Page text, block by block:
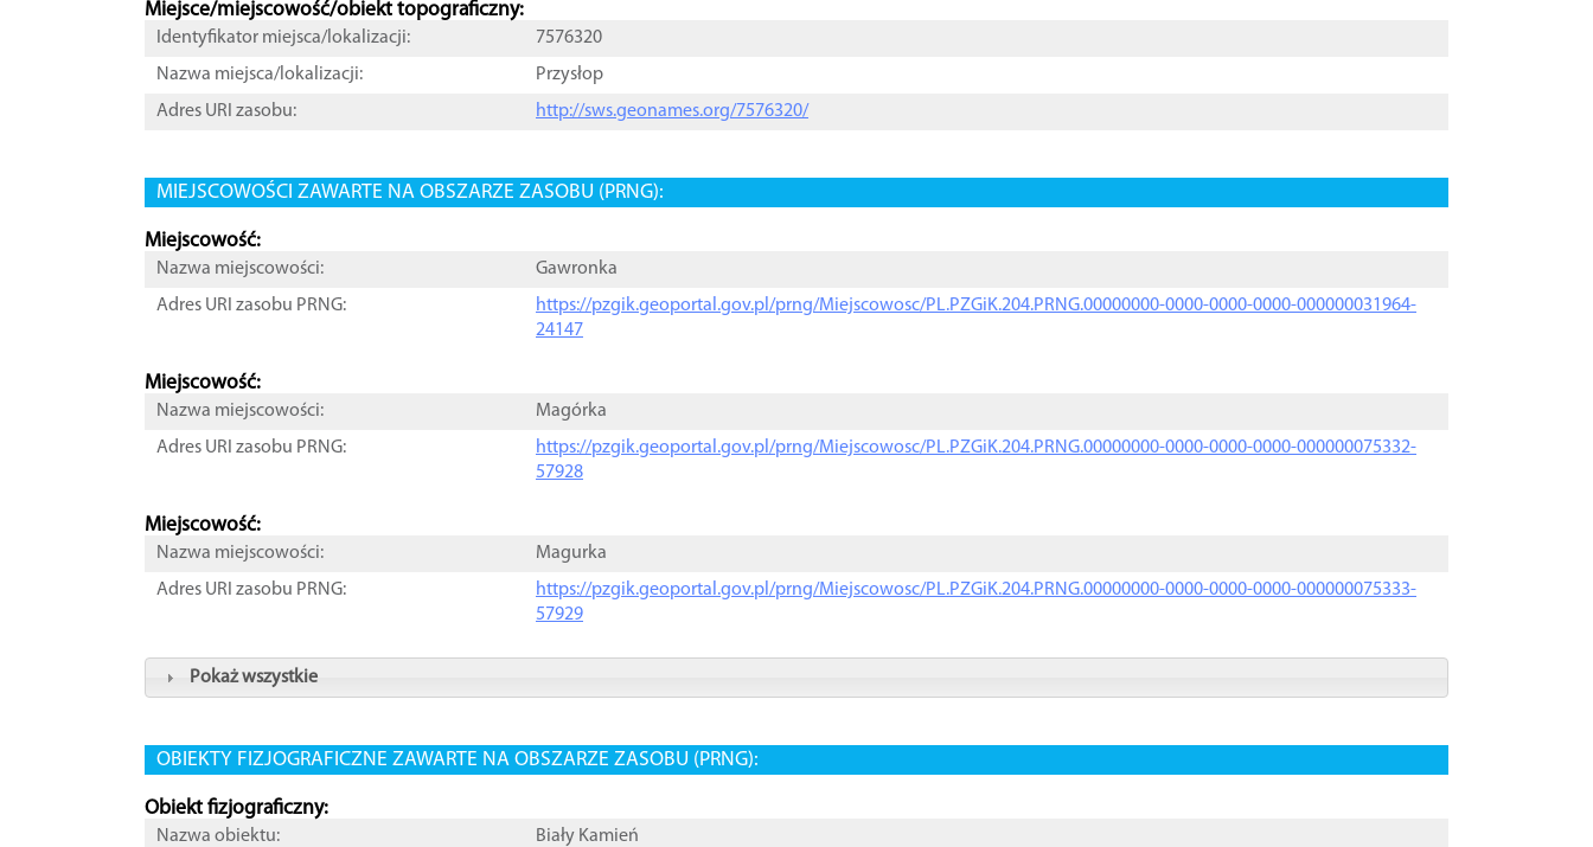
Miejsce/miejscowość/obiekt topograficzny:
Identyfikator miejsca/lokalizacji:
7576320
Nazwa miejsca/lokalizacji:
Przysłop
Adres URI zasobu:
http://sws.geonames.org/7576320/
MIEJSCOWOŚCI ZAWARTE NA OBSZARZE ZASOBU (PRNG):
Miejscowość:
Nazwa miejscowości:
Gawronka
Adres URI zasobu PRNG:
https://pzgik.geoportal.gov.pl/prng/Miejscowosc/PL.PZGiK.204.PRNG.00000000-0000-0000-0000-000000031964-
24147
Miejscowość:
Nazwa miejscowości:
Magórka
Adres URI zasobu PRNG:
https://pzgik.geoportal.gov.pl/prng/Miejscowosc/PL.PZGiK.204.PRNG.00000000-0000-0000-0000-000000075332-
57928
Miejscowość:
Nazwa miejscowości:
Magurka
Adres URI zasobu PRNG:
https://pzgik.geoportal.gov.pl/prng/Miejscowosc/PL.PZGiK.204.PRNG.00000000-0000-0000-0000-000000075333-
57929
Pokaż wszystkie
OBIEKTY FIZJOGRAFICZNE ZAWARTE NA OBSZARZE ZASOBU (PRNG):
Obiekt fizjograficzny:
Nazwa obiektu:
Biały Kamień